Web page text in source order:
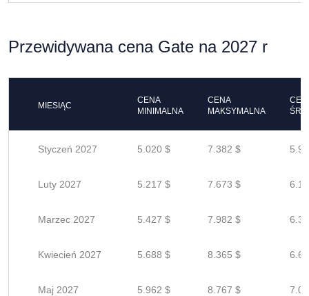
Przewidywana cena Gate na 2027 r
MIESIĄC
CENA
MINIMALNA
CENA
MAKSYMALNA
Styczeń 2027 5.020 $ 7.382 $
Luty 2027 5.217 $ 7.673 $
Marzec 2027 5.427 $ 7.982 $
Kwiecień 2027 5.688 $ 8.365 $
Maj 2027 5.962 $ 8.767 $